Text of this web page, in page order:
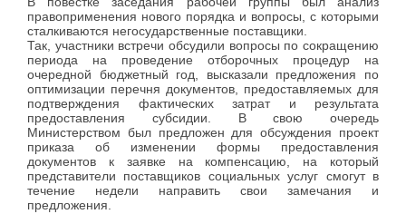
правоприменения нового порядка и вопросы, с которыми
сталкиваются негосударственные поставщики.
Так, участники встречи обсудили вопросы по сокращению
периода на проведение отборочных процедур на
очередной бюджетный год, высказали предложения по
оптимизации перечня документов, предоставляемых для
подтверждения фактических затрат и результата
предоставления субсидии. В свою очередь
Министерством был предложен для обсуждения проект
приказа об изменении формы предоставления
документов к заявке на компенсацию, на который
представители поставщиков социальных услуг смогут в
течение недели направить свои замечания и
предложения.